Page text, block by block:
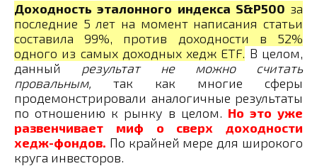
Доходность эталонного индекса S&P500 за
последние 5 лет на момент написания статьи
составила 99%, против доходности в 52%
одного из самых доходных хедж ETF. В целом,
данный результат не можно считать
провальным, так как многие сферы
продемонстрировали аналогичные результаты
по отношению к рынку в целом. Но это уже
развенчивает миф о сверх доходности
хедж-фондов. По крайней мере для широкого
круга инвесторов.